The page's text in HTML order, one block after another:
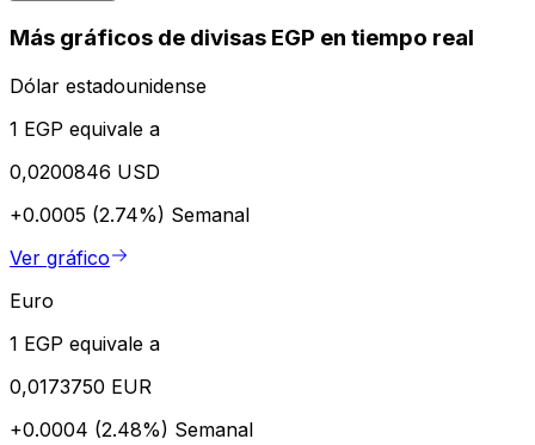
Más gráficos de divisas EGP en tiempo real
Dólar estadounidense
1 EGP equivale a
0,0200846 USD
+0.0005 (2.74%) Semanal
Ver gráfico
Euro
1 EGP equivale a
0,0173750 EUR
+0.0004 (2.48%) Semanal